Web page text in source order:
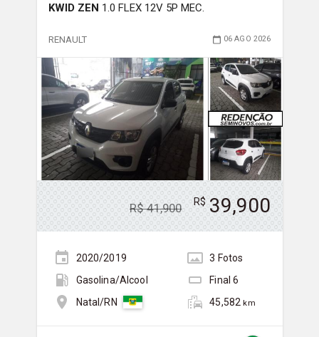
KWID ZEN 1.0 FLEX 12V 5P MEC.
RENAULT 06 AGO 2026
R$41,900 R$ 39,900
2020/2019 3 Fotos
Gasolina/Álcool
Final6
Natal/RN
45,582 km